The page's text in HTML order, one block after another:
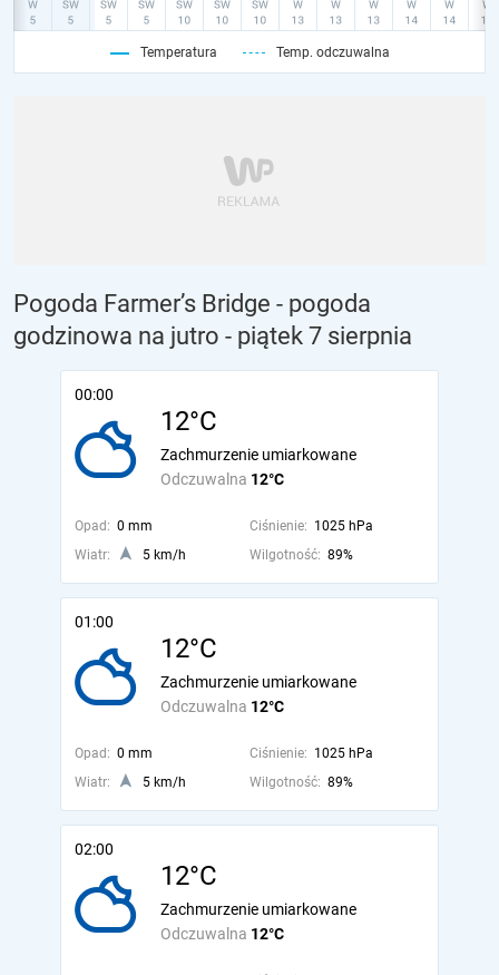
Temperatura Temp. odczuwalna
Pogoda Farmer’s Bridge - pogoda
godzinowa na jutro - piątek 7 sierpnia
00:00
12°C
Odczuwalna 12°C
Zachmurzenie umiarkowane
Opad: 0 mm Ciśnienie: 1025 hPa
Wiatr:
5 km/h Wilgotność: 89%
01:00
12°C
Odczuwalna 12°C
Zachmurzenie umiarkowane
Opad: 0 mm Ciśnienie: 1025 hPa
Wiatr:
5 km/h Wilgotność: 89%
02:00
12°C
Odczuwalna 12°C
Zachmurzenie umiarkowane